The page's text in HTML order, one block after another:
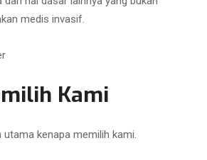
medis invasif.
Kami
kenapa memilih kami.